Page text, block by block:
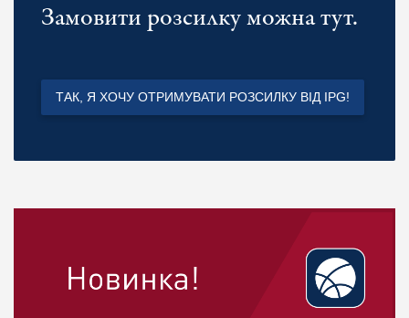
Замовити розсилку можна тут.
ТАК, Я ХОЧУ ОТРИМУВАТИ РОЗСИЛКУ ВІД IPG!